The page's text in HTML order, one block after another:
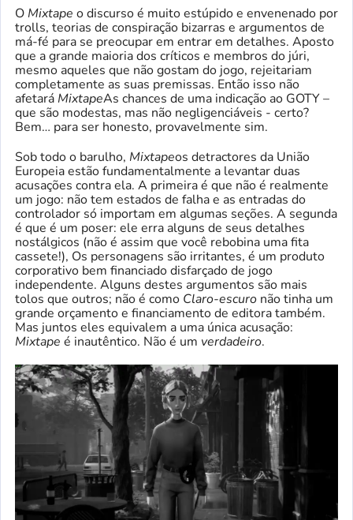
O Mixtape o discurso é muito estúpido e envenenado por
trolls, teorias de conspiração bizarras e argumentos de
má-fé para se preocupar em entrar em detalhes. Aposto
que a grande maioria dos críticos e membros do júri,
mesmo aqueles que não gostam do jogo, rejeitariam
completamente as suas premissas. Então isso não
afetará MixtapeAs chances de uma indicação ao GOTY –
que são modestas, mas não negligenciáveis ​​- certo?
Bem… para ser honesto, provavelmente sim.
Sob todo o barulho, Mixtapeos detractores da União
Europeia estão fundamentalmente a levantar duas
acusações contra ela. A primeira é que não é realmente
um jogo: não tem estados de falha e as entradas do
controlador só importam em algumas seções. A segunda
é que é um poser: ele erra alguns de seus detalhes
nostálgicos (não é assim que você rebobina uma fita
cassete!), Os personagens são irritantes, é um produto
corporativo bem financiado disfarçado de jogo
independente. Alguns destes argumentos são mais
tolos que outros; não é como Claro-escuro não tinha um
grande orçamento e financiamento de editora também.
Mas juntos eles equivalem a uma única acusação:
Mixtape é inautêntico. Não é um verdadeiro.